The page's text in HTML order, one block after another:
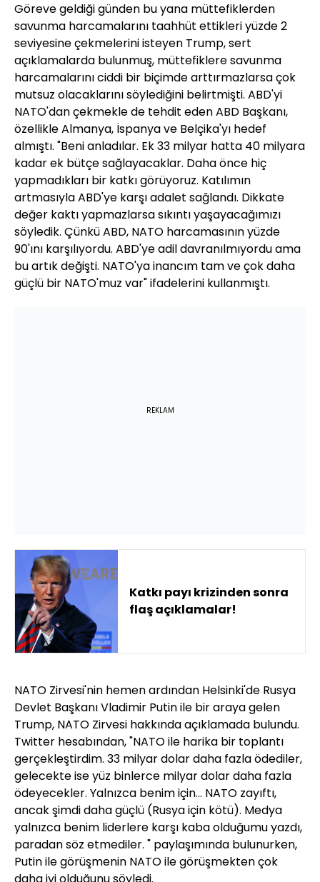
Göreve geldiği günden bu yana müttefiklerden
savunma harcamalarını taahhüt ettikleri yüzde 2
seviyesine çekmelerini isteyen Trump, sert
açıklamalarda bulunmuş, müttefiklere savunma
harcamalarını ciddi bir biçimde arttırmazlarsa çok
mutsuz olacaklarını söylediğini belirtmişti. ABD'yi
NATO'dan çekmekle de tehdit eden ABD Başkanı,
özellikle Almanya, İspanya ve Belçika'yı hedef
almıştı. "Beni anladılar. Ek 33 milyar hatta 40 milyara
kadar ek bütçe sağlayacaklar. Daha önce hiç
yapmadıkları bir katkı görüyoruz. Katılımın
artmasıyla ABD'ye karşı adalet sağlandı. Dikkate
değer kaktı yapmazlarsa sıkıntı yaşayacağımızı
söyledik. Çünkü ABD, NATO harcamasının yüzde
90'ını karşılıyordu. ABD'ye adil davranılmıyordu ama
bu artık değişti. NATO'ya inancım tam ve çok daha
güçlü bir NATO'muz var" ifadelerini kullanmıştı.
REKLAM
Katkı payı krizinden sonra
flaş açıklamalar!
NATO Zirvesi'nin hemen ardından Helsinki'de Rusya
Devlet Başkanı Vladimir Putin ile bir araya gelen
Trump, NATO Zirvesi hakkında açıklamada bulundu.
Twitter hesabından, "NATO ile harika bir toplantı
gerçekleştirdim. 33 milyar dolar daha fazla ödediler,
gelecekte ise yüz binlerce milyar dolar daha fazla
ödeyecekler. Yalnızca benim için... NATO zayıftı,
ancak şimdi daha güçlü (Rusya için kötü). Medya
yalnızca benim liderlere karşı kaba olduğumu yazdı,
paradan söz etmediler. " paylaşımında bulunurken,
Putin ile görüşmenin NATO ile görüşmekten çok